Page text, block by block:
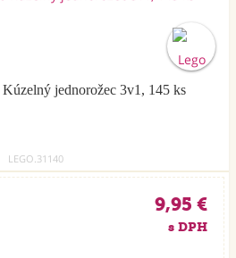
jednorožec 3v1, 145 ks
LEGO.31140
9,95 €
s DPH